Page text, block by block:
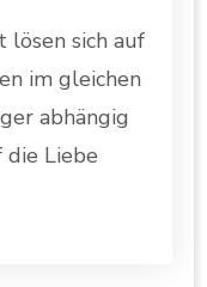
lösen sich auf
im gleichen
abhängig
die Liebe